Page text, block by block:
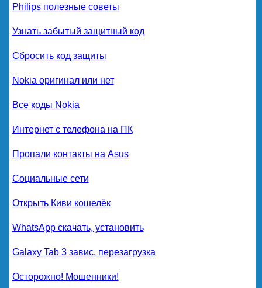
Philips полезные советы
Узнать забытый защитный код
Сбросить код защиты
Nokia оригинал или нет
Все коды Nokia
Интернет с телефона на ПК
Пропали контакты на Asus
Социальные сети
Открыть Киви кошелёк
WhatsApp скачать, установить
Galaxy Tab 3 завис, перезагрузка
Осторожно! Мошенники!